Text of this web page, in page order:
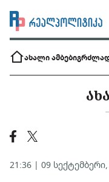
ახალი ამბებიგრძლად
21:36 | 09